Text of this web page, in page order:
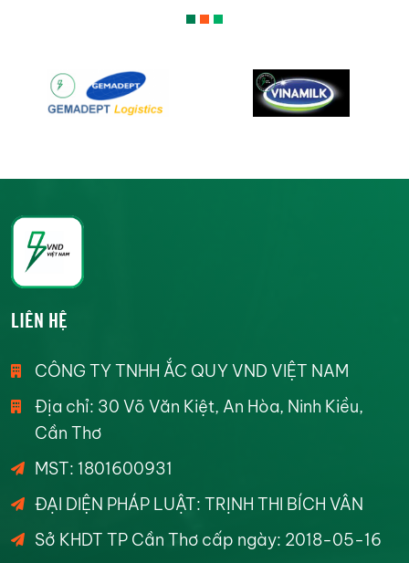
LIÊN HỆ
CÔNG TY TNHH ẮC QUY VND VIỆT NAM
Địa chỉ: 30 Võ Văn Kiệt, An Hòa, Ninh Kiều,
Cần Thơ
MST: 1801600931
ĐẠI DIỆN PHÁP LUẬT: TRỊNH THI BÍCH VÂN
Sở KHDT TP Cần Thơ cấp ngày: 2018-05-16